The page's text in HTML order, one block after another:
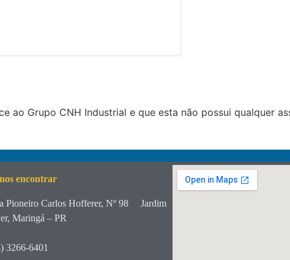
ao Grupo CNH Industrial e que esta não possui qualquer
encontrar
Pioneiro Carlos Hofferer, Nº 98
Jardim
Maringá – PR
3266-6401